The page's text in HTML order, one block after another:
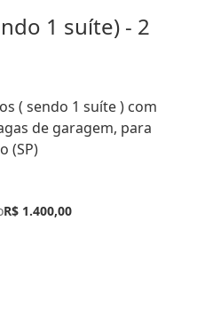
1 suíte) - 2
( sendo 1 suíte ) com
de garagem, para
(SP)
R$ 1.400,00